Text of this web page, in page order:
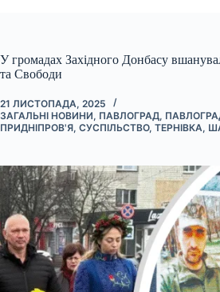
У громадах Західного Донбасу
та Свободи
21 ЛИСТОПАДА, 2025
ЗАГАЛЬНІ НОВИНИ, ПАВЛОГРАД,
ПРИДНІПРОВ'Я, СУСПІЛЬСТВО, ТЕРНІВКА,